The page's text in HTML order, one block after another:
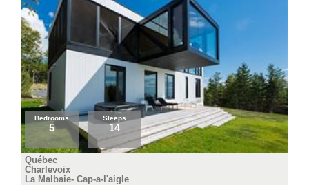
Bedrooms
5
Sleeps
14
Québec
Charlevoix
La Malbaie- Cap-a-l'aigle